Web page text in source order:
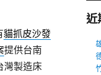
貓抓皮沙發
提供台南
灣製造床
近